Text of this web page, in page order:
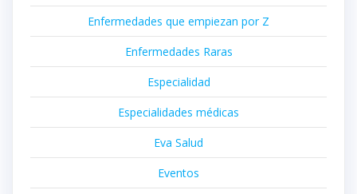
Enfermedades que empiezan por Z
Enfermedades Raras
Especialidad
Especialidades médicas
Eva Salud
Eventos